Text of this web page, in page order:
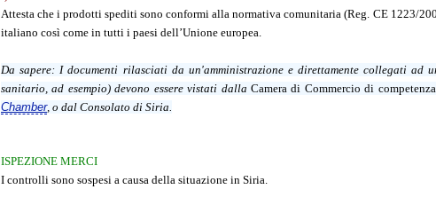
Attesta che i prodotti spediti sono conformi alla normativa comunitaria (Reg. CE 1223/
italiano così come in tutti i paesi dell’Unione europea.
Da sapere:I documenti rilasciati da un'amministrazione e direttamente collegati ad
sanitario, ad esempio) devono essere vistati dalla Camera di Commercio di
Chamber, o dal Consolato di Siria.
ISPEZIONE MERCI
I controlli sono sospesi a causa della situazione in Siria.